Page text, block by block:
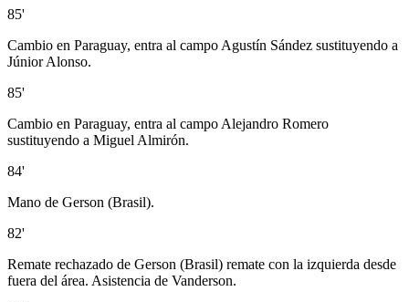
85'
Cambio en Paraguay, entra al campo Agustín Sández sustituyendo a
Júnior Alonso.
85'
Cambio en Paraguay, entra al campo Alejandro Romero
sustituyendo a Miguel Almirón.
84'
Mano de Gerson (Brasil).
82'
Remate rechazado de Gerson (Brasil) remate con la izquierda desde
fuera del área. Asistencia de Vanderson.